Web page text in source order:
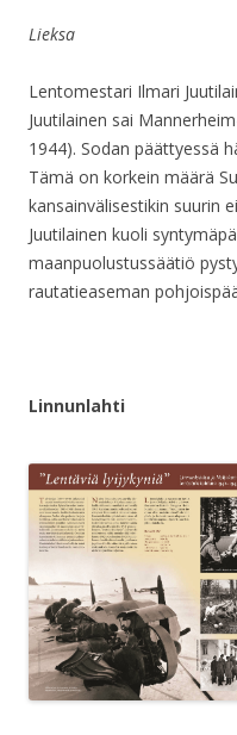
Lieksa
Lentomestari Ilmari
Juutilainen sai
1944). Sodan päättyessä
Tämä on korkein määrä
kansainvälisestikin suurin
Juutilainen kuoli
maanpuolustussäätiö
rautatieaseman
Linnunlahti